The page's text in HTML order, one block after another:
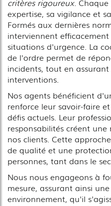
expertise, sa vigilance et
Formés aux dernières
interviennent
situations d'urgence. La
de l'ordre permet de
incidents, tout en
interventions.
Nos agents bénéficient
renforce leur savoir-faire
défis actuels. Leur
responsabilités créent
nos clients. Cette
de qualité et une
personnes, tant dans le
Nous nous engageons à
mesure, assurant ainsi
environnement, qu'il